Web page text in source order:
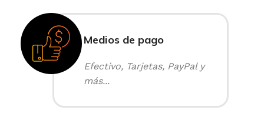
Medios de pago
Efectivo, Tarjetas, PayPal y
más...